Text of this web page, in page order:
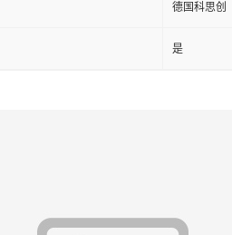
德国科思创
是